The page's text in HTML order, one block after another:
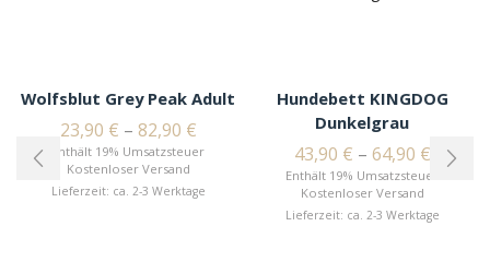
Wolfsblut Grey Peak Adult
23,90 € – 82,90 €
Enthält 19% Umsatzsteuer
Kostenloser Versand
Lieferzeit: ca. 2-3 Werktage
Hundebett KINGDOG
Dunkelgrau
43,90 € – 64,90 €
Enthält 19% Umsatzsteuer
Kostenloser Versand
Lieferzeit: ca. 2-3 Werktage